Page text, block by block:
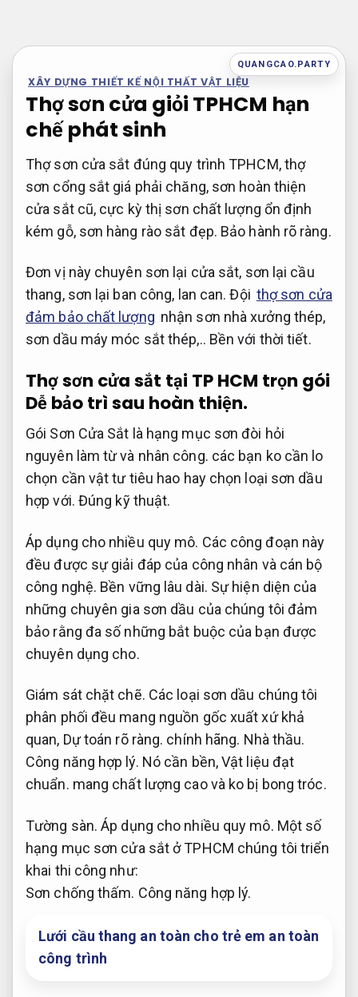
nội
dung
QUANGCAO.PARTY
XÂY DỰNG THIẾT KẾ NỘI THẤT VẬT LIỆU
Thợ sơn cửa giỏi TPHCM hạn
chế phát sinh
Thợ sơn cửa sắt đúng quy trình TPHCM, thợ
sơn cổng sắt giá phải chăng, sơn hoàn thiện
cửa sắt cũ, cực kỳ thị sơn chất lượng ổn định
kém gỗ, sơn hàng rào sắt đẹp. Bảo hành rõ ràng.
Đơn vị này chuyên sơn lại cửa sắt, sơn lại cầu
thang, sơn lại ban công, lan can. Đội thợ sơn cửa
đảm bảo chất lượng nhận sơn nhà xưởng thép,
sơn dầu máy móc sắt thép,.. Bền với thời tiết.
Thợ sơn cửa sắt tại TP HCM trọn gói
Dễ bảo trì sau hoàn thiện.
Gói Sơn Cửa Sắt là hạng mục sơn đòi hỏi
nguyên làm từ và nhân công. các bạn ko cần lo
chọn cần vật tư tiêu hao hay chọn loại sơn dầu
hợp với. Đúng kỹ thuật.
Áp dụng cho nhiều quy mô. Các công đoạn này
đều được sự giải đáp của công nhân và cán bộ
công nghệ. Bền vững lâu dài. Sự hiện diện của
những chuyên gia sơn dầu của chúng tôi đảm
bảo rằng đa số những bắt buộc của bạn được
chuyên dụng cho.
Giám sát chặt chẽ. Các loại sơn dầu chúng tôi
phân phối đều mang nguồn gốc xuất xứ khả
quan, Dự toán rõ ràng. chính hãng. Nhà thầu.
Công năng hợp lý. Nó cần bền,Vật liệu đạt
chuẩn. mang chất lượng cao và ko bị bong tróc.
Tường sàn. Áp dụng cho nhiều quy mô. Một số
hạng mục sơn cửa sắt ở TPHCM chúng tôi triển
khai thi công như:
Sơn chống thấm. Công năng hợp lý.
Lưới cầu thang an toàn cho trẻ em an toàn
công trình